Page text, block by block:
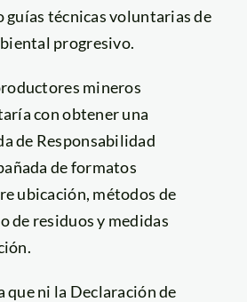
guías técnicas voluntarias de
progresivo.
mineros
con obtener una
de Responsabilidad
de formatos
ubicación, métodos de
de residuos y medidas
que ni la Declaración de